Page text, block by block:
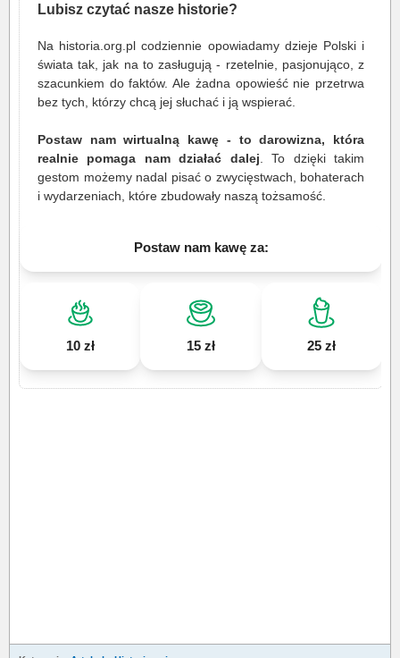
Lubisz czytać nasze historie?
Na historia.org.pl codziennie opowiadamy dzieje Polski i
świata tak, jak na to zasługują - rzetelnie, pasjonująco, z
szacunkiem do faktów. Ale żadna opowieść nie przetrwa
bez tych, którzy chcą jej słuchać i ją wspierać.
Postaw nam wirtualną kawę - to darowizna, która
realnie pomaga nam działać dalej. To dzięki takim
gestom możemy nadal pisać o zwycięstwach, bohaterach
i wydarzeniach, które zbudowały naszą tożsamość.
Postaw nam kawę za:
10 zł 15 zł 25 zł